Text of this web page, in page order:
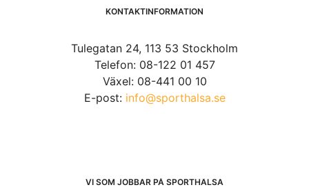
KONTAKTINFORMATION
Tulegatan 24, 113 53 Stockholm
Telefon: 08-122 01 457
Växel: 08-441 00 10
E-post: info@sporthalsa.se
VI SOM JOBBAR PÅ SPORTHÄLSA